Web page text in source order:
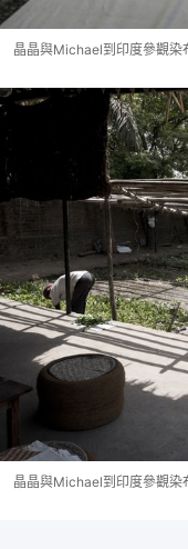
晶晶與Michael到印度參觀染
晶晶與Michael到印度參觀染